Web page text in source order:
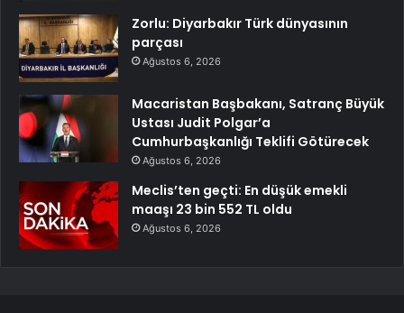
Zorlu: Diyarbakır Türk dünyasının
parçası
Ağustos 6, 2026
Macaristan Başbakanı, Satranç Büyük
Ustası Judit Polgar’a
Cumhurbaşkanlığı Teklifi Götürecek
Ağustos 6, 2026
Meclis’ten geçti: En düşük emekli
maaşı 23 bin 552 TL oldu
Ağustos 6, 2026